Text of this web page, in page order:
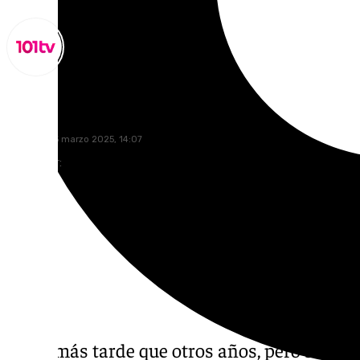
miércoles, 5 marzo 2025, 14:07
Compartir:
Llega más tarde que otros años, pero